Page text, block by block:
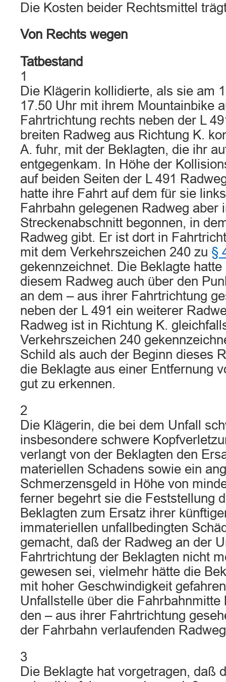
Die Kosten beider Rechtsmittel
Von Rechts wegen
Tatbestand
1
Die Klägerin kollidierte, als sie am
17.50 Uhr mit ihrem Mountainbike
Fahrtrichtung rechts neben der L
breiten Radweg aus Richtung K.
A. fuhr, mit der Beklagten, die ihr
entgegenkam. In Höhe der
auf beiden Seiten der L 491
hatte ihre Fahrt auf dem für sie
Fahrbahn gelegenen Radweg aber
Streckenabschnitt begonnen, in
Radweg gibt. Er ist dort in
mit dem Verkehrszeichen 240 zu §
gekennzeichnet. Die Beklagte
diesem Radweg auch über den
an dem – aus ihrer Fahrtrichtung
neben der L 491 ein weiterer
Radweg ist in Richtung K.
Verkehrszeichen 240
Schild als auch der Beginn dieses
die Beklagte aus einer Entfernung
gut zu erkennen.
2
Die Klägerin, die bei dem Unfall
insbesondere schwere
verlangt von der Beklagten den
materiellen Schadens sowie ein
Schmerzensgeld in Höhe von
ferner begehrt sie die Feststellung
Beklagten zum Ersatz ihrer
immateriellen unfallbedingten
gemacht, daß der Radweg an der
Fahrtrichtung der Beklagten nicht
gewesen sei, vielmehr hätte die
mit hoher Geschwindigkeit
Unfallstelle über die Fahrbahnmitte
den – aus ihrer Fahrtrichtung
der Fahrbahn verlaufenden
3
Die Beklagte hat vorgetragen, daß